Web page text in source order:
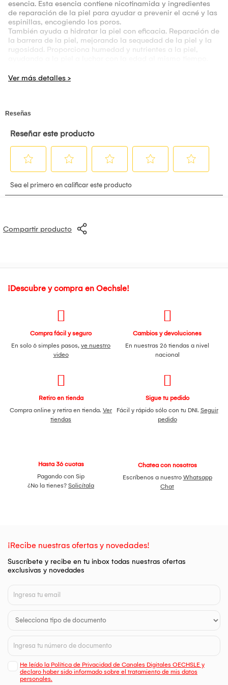
esencia. Esta esencia contiene nicotinamida y ingredientes
de reparación de la piel para ayudar a prevenir el acné y las
espinillas, encogiendo los poros.
También ayuda a hidratar la piel con eficacia. Reparación de
la barrera de la piel, mejorando la sequedad de la piel y la
rugosidad. Proporciona humedad y nutrientes a la piel,
adecuado para tu tipo de piel. Aplica unas gotas del serum
que el serum se absorba por completo. Espera unos minutos
proceso por la mañana y por la noche, después de limpiar tu
- Crema Hidratante Nutritiva De Té Verde - Dr Rashel 50g
La Crema Facial hidratante y nutritiva de té verde de Dr.
y nutrición a tu piel. El té verde es conocido por sus
propiedades antioxidantes y su capacidad para revitalizar la
mantener tu piel fresca y saludable.
Modo de uso: Aplicar sobre el rostro y el cuello como último
Compartir producto
¡Descubre y compra en Oechsle!
Compra fácil y seguro
En solo 6 simples pasos, ve nuestro
video
Cambios y devoluciones
En nuestras 26 tiendas a nivel
nacional
Retiro en tienda
Compra online y retira en tienda. Ver
tiendas
Sigue tu pedido
Fácil y rápido sólo con tu DNI. Seguir
pedido
Hasta 36 cuotas
Pagando con Sip
¿No la tienes? Solicítala
Chatea con nosotros
Escríbenos a nuestro Whatsapp
Chat
¡Recibe nuestras ofertas y novedades!
Suscríbete y recibe en tu inbox todas nuestras ofertas
exclusivas y novedades
He leído la Política de Privacidad de Canales Digitales OECHSLE y
declaro haber sido informado sobre el tratamiento de mis datos
personales.